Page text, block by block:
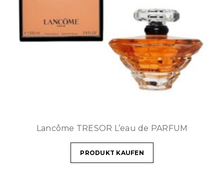
Lancôme TRESOR L’eau de PARFUM
PRODUKT KAUFEN